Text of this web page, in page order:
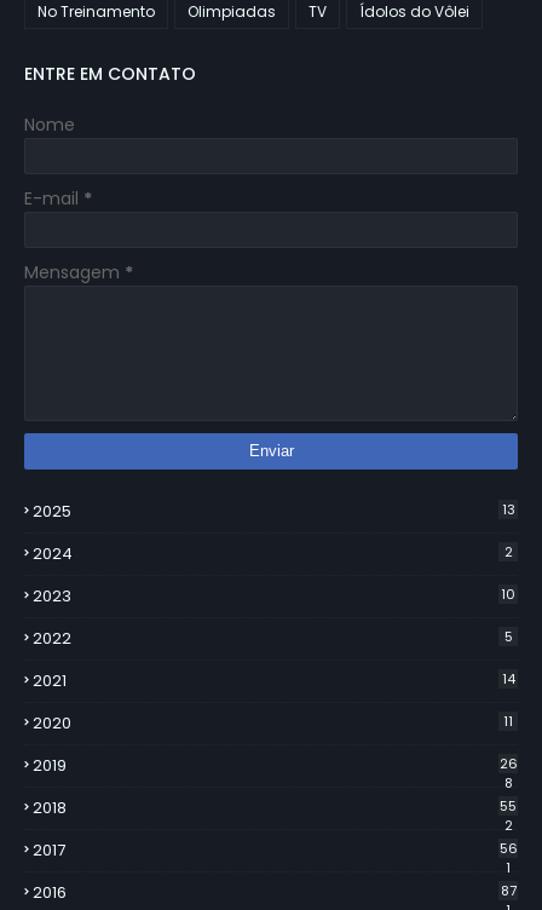
No Treinamento
Olimpiadas TV Ídolos do Vôlei
ENTRE EM CONTATO
Nome
E-mail *
Mensagem *
2025 13
2024 2
2023 10
2022 5
2021 14
2020 11
2019
26
8
2018
55
2
2017
56
1
2016
87